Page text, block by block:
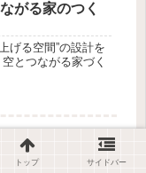
がる家のつく
げる空間”の設計を
とつながる家づく
トップ サイドバー